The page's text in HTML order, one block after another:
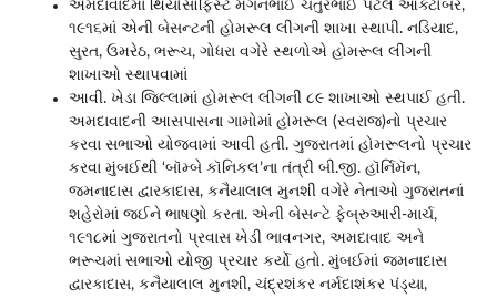
અમદાવાદમાં થિયોસૉફિસ્ટ મગનભાઈ ચતુરભાઈ પટેલે ઑક્ટોબર,
૧૯૧૬માં એની બેસન્ટની હોમરૂલ લીગની શાખા સ્થાપી. નડિયાદ,
સુરત, ઉમરેઠ, ભરૂચ, ગોધરા વગેરે સ્થળોએ હોમરૂલ લીગની
શાખાઓ સ્થાપવામાં
આવી. ખેડા જિલ્લામાં હોમરૂલ લીગની ૮૯ શાખાઓ સ્થપાઈ હતી.
અમદાવાદની આસપાસના ગામોમાં હોમરૂલ (સ્વરાજ)નો પ્રચાર
કરવા સભાઓ યોજવામાં આવી હતી. ગુજરાતમાં હોમરૂલનો પ્રચાર
કરવા મુંબઈથી ‘બૉમ્બે કૉનિકલ’ના તંત્રી બી.જી. હૉર્નિમૅન,
જમનાદાસ દ્વારકાદાસ, કનૈયાલાલ મુનશી વગેરે નેતાઓ ગુજરાતનાં
શહેરોમાં જઈને ભાષણો કરતા. એની બેસન્ટે ફેબ્રુઆરી-માર્ચ,
૧૯૧૮માં ગુજરાતનો પ્રવાસ ખેડી ભાવનગર, અમદાવાદ અને
ભરૂચમાં સભાઓ યોજી પ્રચાર કર્યો હતો. મુંબઈમાં જમનાદાસ
દ્વારકાદાસ, કનૈયાલાલ મુનશી, ચંદ્રશંકર નર્મદાશંકર પંડ્યા,